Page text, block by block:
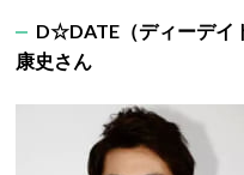
D☆DATE （ディーデイ
康史さん